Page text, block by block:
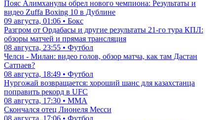
Пояс Алимханулы обрел нового чемпиона: Результаты и
видео Zuffa Boxing 10 в Дублине
09 августа, 01:06 • Бокс
Разгром от Ордабасы и другие результаты 21-го тура КПЛ:
обзоры матчей и прямая трансляция
08 августа, 23:55 • Футбол
Челси - Милан: видео голов, обзор матча, как там Дастан
Сатпаев?
08 августа, 18:49 • Футбол
Нургожай возвращается: хороший шанс для казахстанца
поправить рекорд в UFC
08 августа, 17:30 • ММА
Скончался отец Лионеля Месси